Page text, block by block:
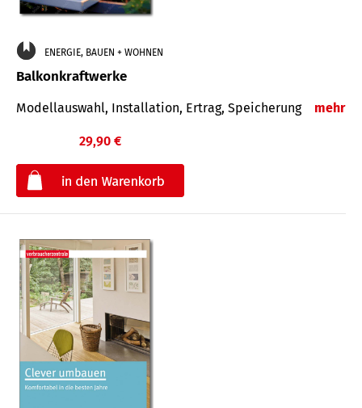
ENERGIE, BAUEN + WOHNEN
Balkonkraftwerke
Modellauswahl, Installation, Ertrag, Speicherung mehr
29,90 €